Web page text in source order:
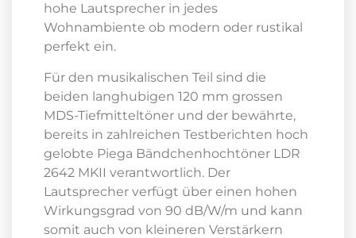
hohe Lautsprecher in jedes
Wohnambiente ob modern oder rustikal
perfekt ein.
Für den musikalischen Teil sind die
beiden langhubigen 120 mm grossen
MDS-Tiefmitteltöner und der bewährte,
bereits in zahlreichen Testberichten hoch
gelobte Piega Bändchenhochtöner LDR
2642 MKII verantwortlich. Der
Lautsprecher verfügt über einen hohen
Wirkungsgrad von 90 dB/W/m und kann
somit auch von kleineren Verstärkern